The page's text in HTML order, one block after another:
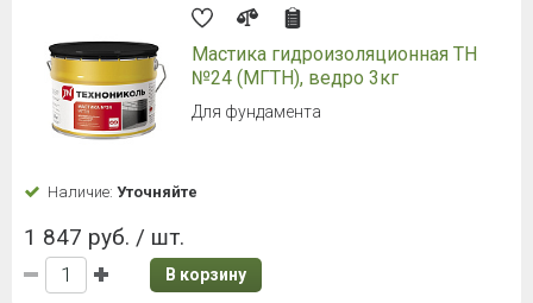
Мастика гидроизоляционная ТН
№24 (МГТН), ведро 3кг
Для фундамента
Наличие: Уточняйте
1 847 руб. / шт.
В корзину